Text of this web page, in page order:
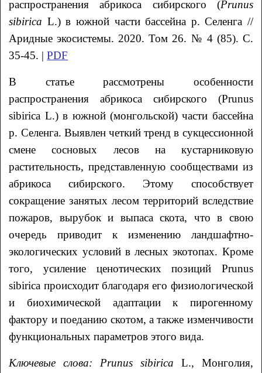
распространения абрикоса сибирского (Prunus
sibirica L.) в южной части бассейна р. Селенга //
Аридные экосистемы. 2020. Том 26. № 4 (85). С.
35-45. |PDF
В статье рассмотрены особенности
распространения абрикоса сибирского (Prunus
sibirica L.) в южной (монгольской) части бассейна
р. Селенга. Выявлен четкий тренд в сукцессионной
смене сосновых лесов на кустарниковую
растительность, представленную сообществами из
абрикоса сибирского. Этому способствует
сокращение занятых лесом территорий вследствие
пожаров, вырубок и выпаса скота, что в свою
очередь приводит к изменению ландшафтно-
экологических условий в лесных экотопах. Кроме
того, усиление ценотических позиций Prunus
sibirica происходит благодаря его физиологической
и биохимической адаптации к пирогенному
фактору и поеданию скотом, а также изменчивости
функциональных параметров этого вида.
Ключевые слова: Prunus sibirica L., Монголия,